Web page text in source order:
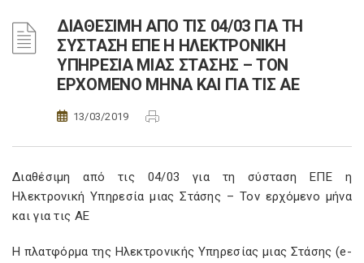
ΔΙΑΘΕΣΙΜΗ ΑΠΟ ΤΙΣ 04/03 ΓΙΑ ΤΗ
ΣΥΣΤΑΣΗ ΕΠΕ Η ΗΛΕΚΤΡΟΝΙΚΗ
ΥΠΗΡΕΣΙΑ ΜΙΑΣ ΣΤΑΣΗΣ – ΤΟΝ
ΕΡΧΟΜΕΝΟ ΜΗΝΑ ΚΑΙ ΓΙΑ ΤΙΣ ΑΕ
13/03/2019
Διαθέσιμη από τις 04/03 για τη σύσταση ΕΠΕ η
Ηλεκτρονική Υπηρεσία μιας Στάσης – Τον ερχόμενο μήνα
και για τις ΑΕ
Η πλατφόρμα της Ηλεκτρονικής Υπηρεσίας μιας Στάσης (e-